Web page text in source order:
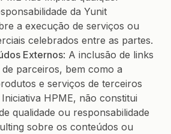
da Yunit
a execução de serviços ou
celebrados entre as partes.
Externos: A inclusão de links
parceiros, bem como a
e serviços de terceiros
HPME, não constitui
qualidade ou responsabilidade
sobre os conteúdos ou